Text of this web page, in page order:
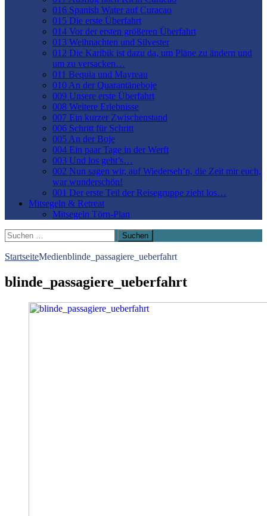
016 Spanish Water auf Curacao
015 Die erste Überfahrt
014 Vor der ersten größeren Überfahrt
013 Weihnachten und Silvester
012 Die Karibik ist dazu da, um Pläne zu ändern und
um zu versacken…
011 Bequia und Mayreau
010 An der Quarantäneboje
009 Unsere erste Überfahrt
008 Weitere Erlebnisse
007 Ein kurzer Zwischenstand
006 Schritt für Schritt
005 An der Boje
004 Ein paar Tage in der Werft
003 Und los geht’s…
002 Nun sagen wir, auf Wiederseh’n, die Zeit mir euch,
war wunderschön!
001 Der erste Teil der Reisegruppe zieht los…
Mitsegeln & Retreat
Mitsegeln Törn-Plan
Suchen
nach:
StartseiteMedienblinde_passagiere_ueberfahrt
blinde_passagiere_ueberfahrt